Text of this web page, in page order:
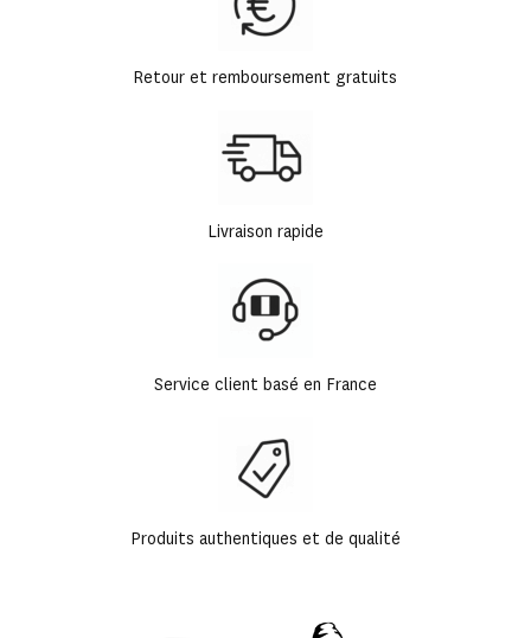
Retour et remboursement gratuits
Livraison rapide
Service client basé en France
Produits authentiques et de qualité